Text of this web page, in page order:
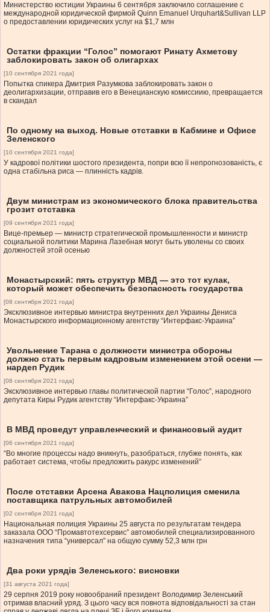
Министерство юстиции Украины 6 сентября заключило соглашение с
международной юридической фирмой Quinn Emanuel Urquhart&Sullivan LLP
о предоставлении юридических услуг на $1,7 млн
Остатки фракции “Голос” помогают Ринату Ахметову
заблокировать закон об олигархах
[10 сентября 2021 года]
Попытка спикера Дмитрия Разумкова заблокировать закон о
деолигархизации, отправив его в Венецианскую комиссиию, превращается
в скандал
По одному на выход. Новые отставки в Кабмине и Офисе
Зеленского
[10 сентября 2021 года]
У кадрової політики шостого президента, попри всю її непрогнозованість, є
одна стабільна риса — плинність кадрів.
Двум министрам из экономического блока правительства
грозит отставка
[09 сентября 2021 года]
Вице-премьер — министр стратегической промышленности и министр
социальной политики Марина Лазебная могут быть уволены со своих
должностей этой осенью
Монастырский: пять структур МВД — это тот кулак,
который может обеспечить безопасность государства
[08 сентября 2021 года]
Эксклюзивное интервью министра внутренних дел Украины Дениса
Монастырского информационному агентству “Интерфакс-Украина”
Увольнение Тарана с должности министра обороны
должно стать первым кадровым изменением этой осени —
нардеп Рудик
[08 сентября 2021 года]
Эксклюзивное интервью главы политической партии “Голос”, народного
депутата Киры Рудик агентству “Интерфакс-Украина”
В МВД проведут управленческий и финансовый аудит
[06 сентября 2021 года]
“Во многие процессы надо вникнуть, разобраться, глубже понять, как
работает система, чтобы предложить ракурс изменений”
После отставки Арсена Авакова Нацполиция сменила
поставщика патрульных автомобилей
[02 сентября 2021 года]
Национальная полиция Украины 25 августа по результатам тендера
заказала ООО “Промавтотехсервис” автомобилей специализированного
назначения типа “универсал” на общую сумму 52,3 млн грн
Два роки урядів Зеленського: висновки
[31 августа 2021 года]
29 серпня 2019 року новообраний президент Володимир Зеленський
отримав власний уряд. З цього часу вся повнота відповідальності за стан